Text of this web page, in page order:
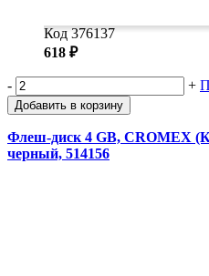
Код 376137
618 ₽
- +
Добавить в корзину
Флеш-диск 4 GB, CROMEX
черный, 514156